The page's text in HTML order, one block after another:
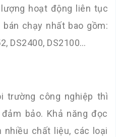
hoạt động liên tục
chạy nhất bao gồm:
DS2400, DS2100…
trường công nghiệp thì
bảo. Khả năng đọc
chất liệu, các loại